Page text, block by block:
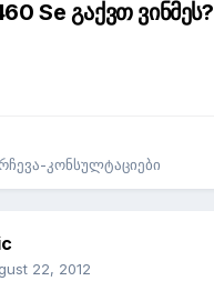
Se გაქვთ ვინმეს?
კონსულტაციები
22, 2012